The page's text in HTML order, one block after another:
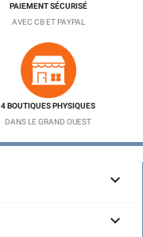
PAIEMENT SÉCURISÉ
AVEC CB ET PAYPAL
4 BOUTIQUES PHYSIQUES
DANS LE GRAND OUEST

